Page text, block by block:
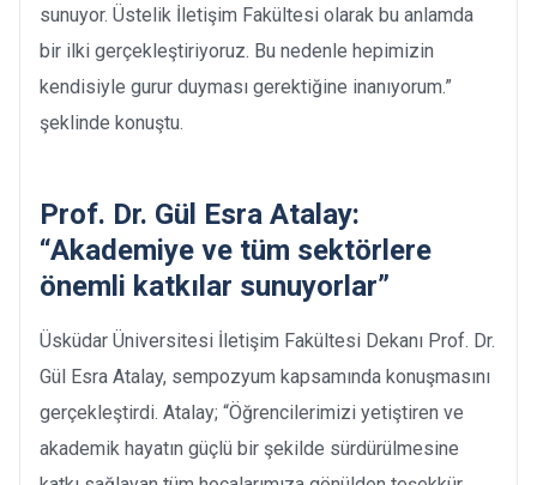
sunuyor. Üstelik İletişim Fakültesi olarak bu anlamda
bir ilki gerçekleştiriyoruz. Bu nedenle hepimizin
kendisiyle gurur duyması gerektiğine inanıyorum.”
şeklinde konuştu.
Prof. Dr. Gül Esra Atalay:
“Akademiye ve tüm sektörlere
önemli katkılar sunuyorlar”
Üsküdar Üniversitesi İletişim Fakültesi Dekanı Prof. Dr.
Gül Esra Atalay, sempozyum kapsamında konuşmasını
gerçekleştirdi. Atalay; “Öğrencilerimizi yetiştiren ve
akademik hayatın güçlü bir şekilde sürdürülmesine